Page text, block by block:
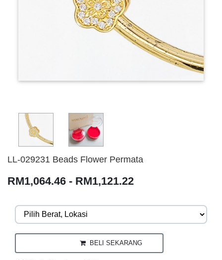
LL-029231 Beads Flower Permata
RM1,064.46 - RM1,121.22
BELI SEKARANG